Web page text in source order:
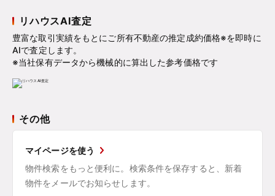
リハウスAI査定
豊富な取引実績をもとにご所有不動産の推定成約価格※を即時に
AIで査定します。
※当社保有データから機械的に算出した参考価格です
その他
マイページを使う
物件検索をもっと便利に。検索条件を保存すると、新着
物件をメールでお知らせします。